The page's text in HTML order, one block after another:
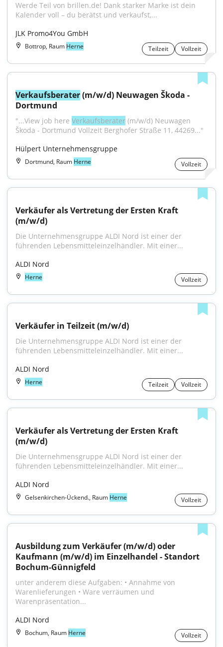
Werde Teil von brillen.de! Dank starker Marke ist dein
Kalender voll – du berätst und verkaufst,...
JLK Promo4You GmbH
Bottrop, Raum Herne Teilzeit Vollzeit
Verkaufsberater (m/w/d) Neuwagen Škoda -
Dortmund
"...View job here Verkaufsberater (m/w/d) Neuwagen
Škoda - Dortmund Vollzeit Berghofer Straße 11, 44269..."
Hülpert Unternehmensgruppe
Dortmund, Raum Herne Vollzeit
Verkäufer als Vertretung der Ersten Kraft
(m/w/d)
Die Unternehmensgruppe ALDI Nord ist einer der
führenden Lebensmitteleinzelhändler. Mit einer...
ALDI Nord
Herne Vollzeit
Verkäufer in Teilzeit (m/w/d)
Die Unternehmensgruppe ALDI Nord ist einer der
führenden Lebensmitteleinzelhändler. Mit einer...
ALDI Nord
Herne Teilzeit Vollzeit
Verkäufer als Vertretung der Ersten Kraft
(m/w/d)
Die Unternehmensgruppe ALDI Nord ist einer der
führenden Lebensmitteleinzelhändler. Mit einer...
ALDI Nord
Gelsenkirchen-Ückend., Raum Herne Vollzeit
Ausbildung zum Verkäufer (m/w/d) oder
Kaufmann (m/w/d) im Einzelhandel - Standort
Bochum-Günnigfeld
unter anderem diese Aufgaben: • Annahme von
Warenlieferungen • Ware verräumen und
Warenpräsentation...
ALDI Nord
Bochum, Raum Herne Vollzeit